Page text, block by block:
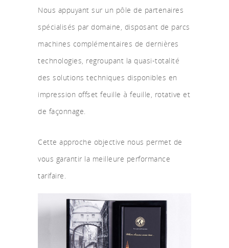
Nous appuyant sur un pôle de partenaires
spécialisés par domaine, disposant de parcs
machines complémentaires de dernières
technologies, regroupant la quasi-totalité
des solutions techniques disponibles en
impression offset feuille à feuille, rotative et
de façonnage.
Cette approche objective nous permet de
vous garantir la meilleure performance
tarifaire.